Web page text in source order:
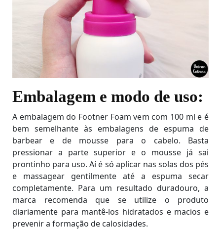
Embalagem e modo de uso:
A embalagem do Footner Foam vem com 100 ml e é
bem semelhante às embalagens de espuma de
barbear e de mousse para o cabelo. Basta
pressionar a parte superior e o mousse já sai
prontinho para uso. Aí é só aplicar nas solas dos pés
e massagear gentilmente até a espuma secar
completamente. Para um resultado duradouro, a
marca recomenda que se utilize o produto
diariamente para mantê-los hidratados e macios e
prevenir a formação de calosidades.